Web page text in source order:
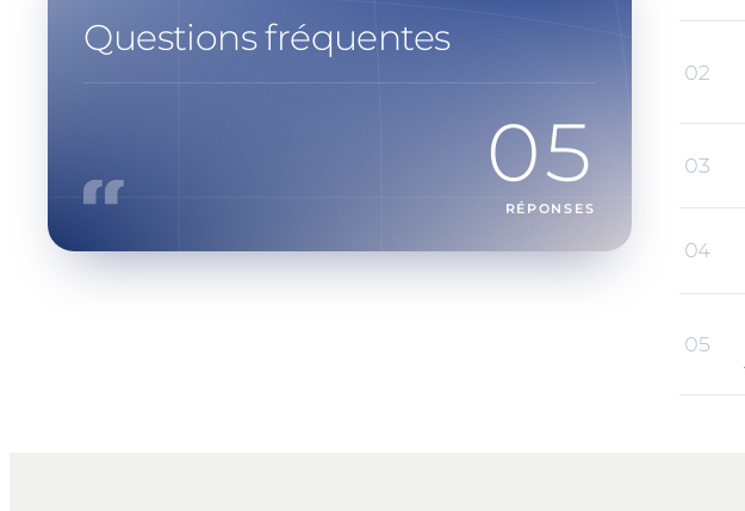
Questions fréquentes
05
RÉPONSES
02
03
04
05